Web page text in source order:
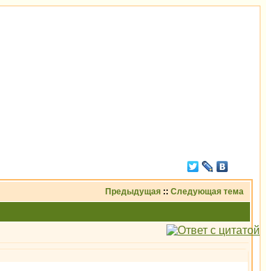
Предыдущая :: Следующая тема